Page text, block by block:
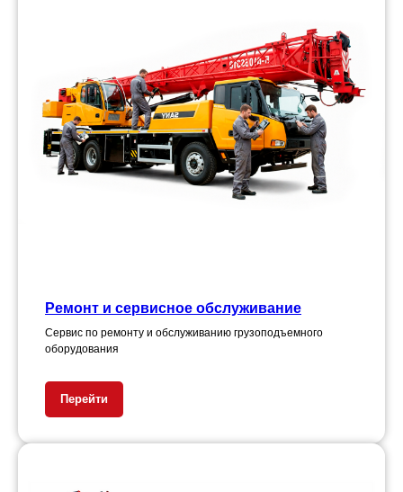
Ремонт и сервисное обслуживание
Сервис по ремонту и обслуживанию грузоподъемного
оборудования
Перейти